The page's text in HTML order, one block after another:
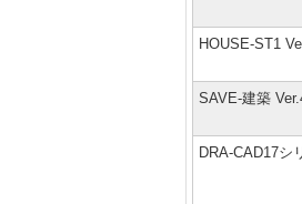
HOUSE-ST1
SAVE-建築
DRA-CAD17シ